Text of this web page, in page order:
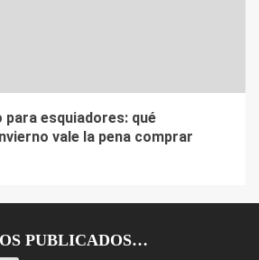
para esquiadores: qué
vale la pena comprar
PUBLICADOS…